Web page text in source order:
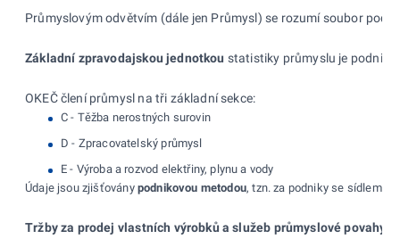
Průmyslovým odvětvím (dále jen Průmysl) se rozumí soubor
Základní zpravodajskou jednotkou statistiky průmyslu je
OKEČ člení průmysl na tři základní sekce:
C - Těžba nerostných surovin
D - Zpracovatelský průmysl
E - Výroba a rozvod elektřiny, plynu a vody
Údaje jsou zjišťovány podnikovou metodou, tzn. za podniky se sídlem
Tržby za prodej vlastních výrobků a služeb průmyslové povahy,